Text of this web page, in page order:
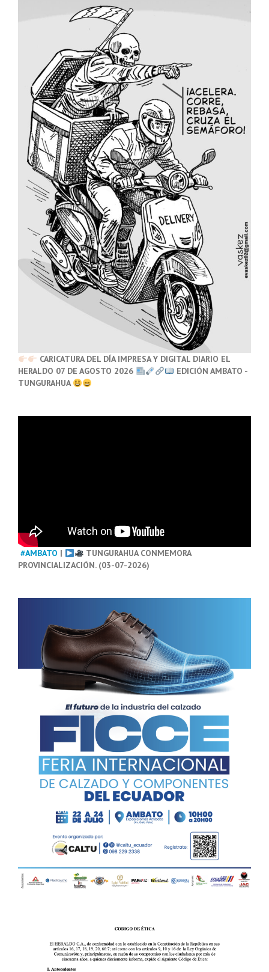
CARICATURA DEL DÍA IMPRESA Y DIGITAL DIARIO EL
HERALDO 07 DE AGOSTO 2026
EDICIÓN AMBATO -
TUNGURAHUA
#AMBATO |
TUNGURAHUA CONMEMORA
PROVINCIALIZACIÓN. (03-07-2026)